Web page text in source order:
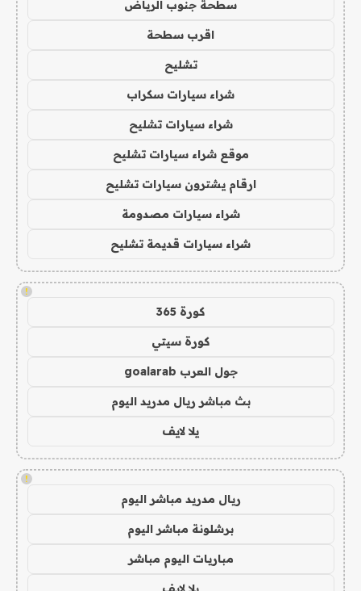
سطحة جنوب الرياض
اقرب سطحة
تشليح
شراء سيارات سكراب
شراء سيارات تشليح
موقع شراء سيارات تشليح
ارقام يشترون سيارات تشليح
شراء سيارات مصدومة
شراء سيارات قديمة تشليح
!
كورة 365
كورة سيتي
جول العرب goalarab
بث مباشر ريال مدريد اليوم
يلا لايف
!
ريال مدريد مباشر اليوم
برشلونة مباشر اليوم
مباريات اليوم مباشر